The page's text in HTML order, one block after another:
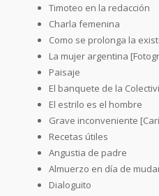
Timoteo en la redacción
Charla femenina
Como se prolonga la
La mujer argentina
Paisaje
El banquete de la
El estrilo es el hombre
Grave inconveniente
Recetas útiles
Angustia de padre
Almuerzo en día de
Dialoguito